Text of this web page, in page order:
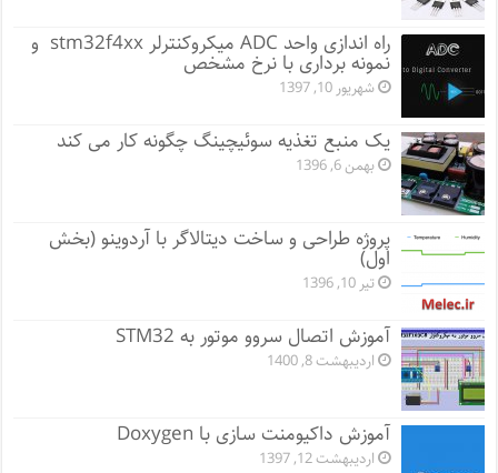
راه اندازی واحد ADC میکروکنترلر stm32f4xx و
نمونه برداری با نرخ مشخص
شهریور 10, 1397
یک منبع تغذیه سوئیچینگ چگونه کار می کند
بهمن 6, 1396
پروژه طراحی و ساخت دیتالاگر با آردوینو (بخش
اول)
تیر 10, 1396
آموزش اتصال سروو موتور به STM32
اردیبهشت 8, 1400
آموزش داکیومنت سازی با Doxygen
اردیبهشت 12, 1397